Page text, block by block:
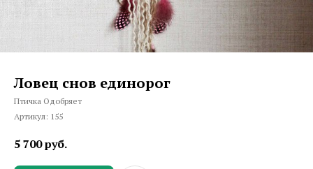
Ловец снов единорог
Птичка Одобряет
Артикул: 155
5 700руб.